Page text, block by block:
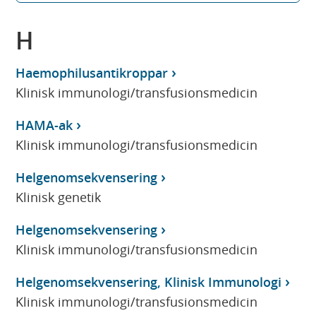
H
Haemophilusantikroppar
Klinisk immunologi/transfusionsmedicin
HAMA-ak
Klinisk immunologi/transfusionsmedicin
Helgenomsekvensering
Klinisk genetik
Helgenomsekvensering
Klinisk immunologi/transfusionsmedicin
Helgenomsekvensering, Klinisk Immunologi
Klinisk immunologi/transfusionsmedicin